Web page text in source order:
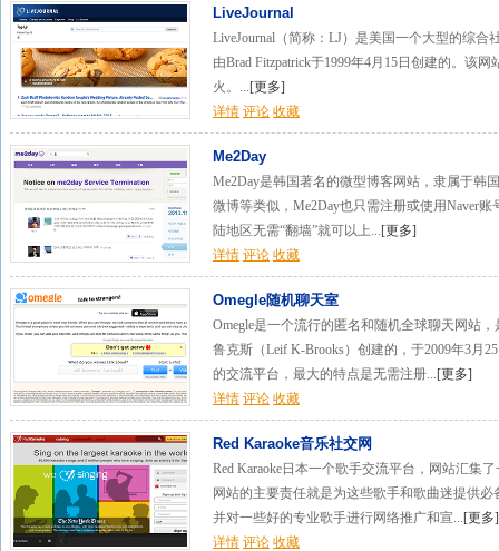
LiveJournal
LiveJournal（简称：LJ）是美国一个大型的综
由Brad Fitzpatrick于1999年4月15日创建的。该
火。...[更多]
详情 评论 收藏
Me2Day
Me2Day是韩国著名的微型博客网站，隶属于韩
微博等类似，Me2Day也只需注册或使用Naver
陆地区无需“翻墙”就可以上...[更多]
详情 评论 收藏
Omegle随机聊天室
Omegle是一个流行的匿名和随机全球聊天网站
鲁克斯（Leif K-Brooks）创建的，于2009年3月
的交流平台，最大的特点是无需注册...[更多]
详情 评论 收藏
Red Karaoke音乐社交网
Red Karaoke日本一个歌手交流平台，网站汇集
网站的主要责任就是为这些歌手和歌曲迷提供
并对一些好的专业歌手进行网络推广和宣...[更多]
详情 评论 收藏